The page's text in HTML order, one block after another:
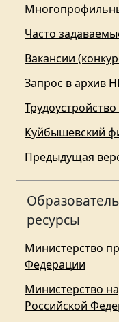
Часто
Вакансии
Запрос в архив
Куйбышевский
Предыдущая
ресурсы
Министерство
Федерации
Министерство
Российской